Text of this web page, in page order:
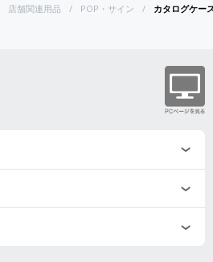
店舗関連用品 POP・サイン カタログケー